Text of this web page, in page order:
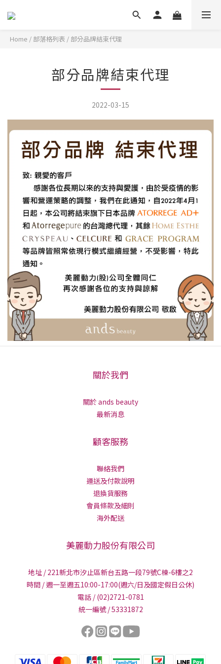
Home / 部落格列表 / 部分品牌結束代理
部分品牌結束代理
2022-03-15
關於我們
關於 ands beauty
最新消息
顧客服務
聯絡我們
運送及付款說明
退換貨服務
會員條款及細則
海外配送
美麗動力股份有限公司
地址 / 221新北市汐止區新台五路一段79號C棟-6樓之2
時間 / 週一至週五10:00-17:00(週六/日及國定假日公休)
電話 / (02)2721-0781
統一編號 / 53331872